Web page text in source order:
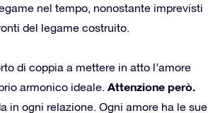
nel tempo, nonostante imprevisti
del legame costruito.
di coppia a mettere in atto l’amore
armonico ideale. Attenzione però.
in ogni relazione. Ogni amore ha le sue